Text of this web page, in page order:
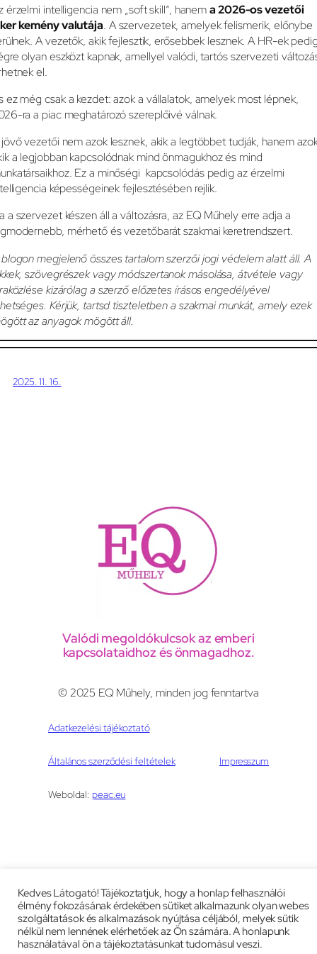
érzelmi intelligencia nem „soft skill”, hanema 2026-os vezetői
kemény valutája. A szervezetek, amelyek felismerik, előnybe
A vezetők, akik fejlesztik, erősebbek lesznek. A HR-ek
olyan eszközt kapnak, amellyel valódi, tartós szervezeti
el.
ez még csak a kezdet: azok a vállalatok, amelyek most lépnek,
ra a piac meghatározó szereplőivé válnak.
vezetői nem azok lesznek, akik a legtöbbet tudják, hanem
a legjobban kapcsolódnak mind önmagukhoz és mind
Ez a minőségi kapcsolódás pedig az érzelmi
képességeinek fejlesztésében rejlik.
a szervezet készen áll a változásra, az EQ Műhely erre adja a
mérhető és vezetőbarát szakmai keretrendszert.
megjelenő összes tartalom szerzői jogi védelem alatt áll. A
szövegrészek vagy módszertanok másolása, átvétele vagy
kizárólag a szerző előzetes írásos engedélyével
Kérjük, tartsd tiszteletben a szakmai munkát, amely ezek
az anyagok mögött áll.
2025. 11. 16.
Valódi megoldókulcsok az emberi
kapcsolataidhoz és önmagadhoz.
© 2025 EQ Műhely, minden jog fenntartva
Adatkezelési tájékoztató
Általános szerződési feltételek Impresszum
Weboldal: peac.eu
Kedves Látogató! Tájékoztatjuk, hogy a honlap felhasználói
élmény fokozásának érdekében sütiket alkalmazunk olyan webes
szolgáltatások és alkalmazások nyújtása céljából, melyek sütik
nélkül nem lennének elérhetőek az Ön számára. A honlapunk
használatával ön a tájékoztatásunkat tudomásul veszi.